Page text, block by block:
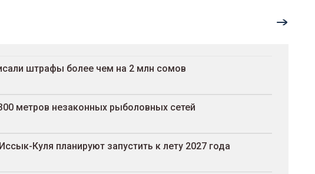
штрафы более чем на 2 млн сомов
метров незаконных рыболовных сетей
Куля планируют запустить к лету 2027 года